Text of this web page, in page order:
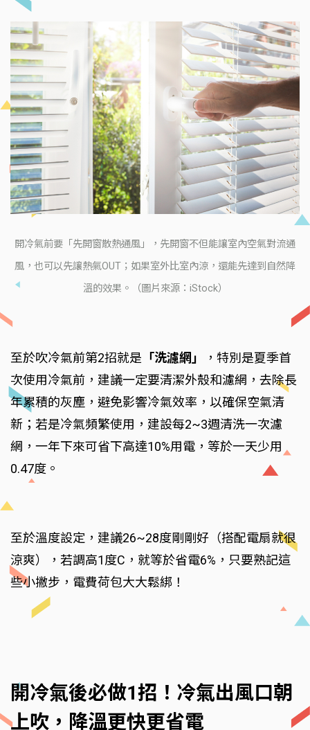
開冷氣前要「先開窗散熱通風」，先開窗不但能讓室內空氣對流通
風，也可以先讓熱氣OUT；如果室外比室內涼，還能先達到自然降
溫的效果。（圖片來源：iStock）
至於吹冷氣前第2招就是 「洗濾網」
，特別是夏季首
次使用冷氣前，建議一定要清潔外殼和濾網，去除長
年累積的灰塵，避免影響冷氣效率，以確保空氣清
新；若是冷氣頻繁使用，建設每2~3週清洗一次濾
網，一年下來可省下高達10%用電，等於一天少用
0.47度。
至於溫度設定，建議26~28度剛剛好（搭配電扇就很
涼爽），若調高1度C，就等於省電6%，只要熟記這
些小撇步，電費荷包大大鬆綁！
開冷氣後必做1招！冷氣出風口朝
上吹，降溫更快更省電